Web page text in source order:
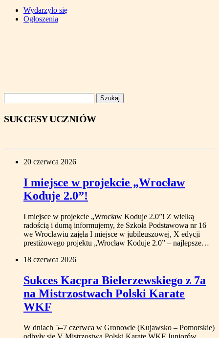
Wydarzyło się
Ogłoszenia
SUKCESY UCZNIÓW
20 czerwca 2026
I miejsce w projekcie „Wrocław
Koduje 2.0”!
I miejsce w projekcie „Wrocław Koduje 2.0”! Z wielką
radością i dumą informujemy, że Szkoła Podstawowa nr 16
we Wrocławiu zajęła I miejsce w jubileuszowej, X edycji
prestiżowego projektu „Wrocław Koduje 2.0” – najlepsze…
18 czerwca 2026
Sukces Kacpra Bielerzewskiego z 7a
na Mistrzostwach Polski Karate
WKF
W dniach 5–7 czerwca w Gronowie (Kujawsko – Pomorskie)
odbyły się V Mistrzostwa Polski Karate WKF Juniorów